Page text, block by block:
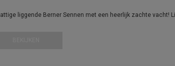
liggende Berner Sennen met een heerlijk zachte vacht!